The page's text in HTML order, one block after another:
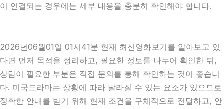
이 연결되는 경우에는 세부 내용을 충분히 확인해야 합니다.
2026년06월01일 01시41분 현재 최신영화보기를 알아보고 있
다면 먼저 목적을 정리하고, 필요한 정보를 나누어 확인한 뒤,
상담이 필요한 부분은 직접 문의를 통해 확인하는 것이 좋습니
다. 미국드라마는 상황에 따라 달라질 수 있는 요소가 있으므로
정확한 안내를 받기 위해 현재 조건을 구체적으로 전달하고, 안